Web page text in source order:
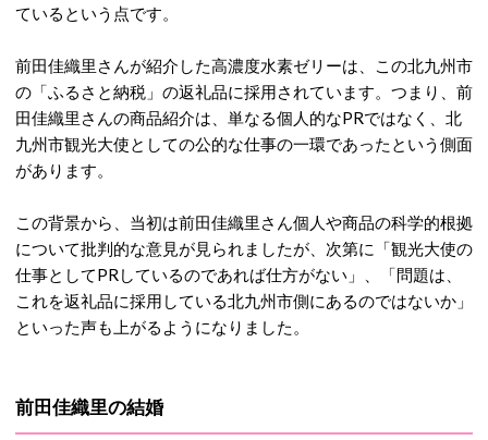
ているという点です。
前田佳織里さんが紹介した高濃度水素ゼリーは、この北九州市
の「ふるさと納税」の返礼品に採用されています。 つまり、前
田佳織里さんの商品紹介は、単なる個人的なPRではなく、北
九州市観光大使としての公的な仕事の一環であったという側面
があります。
この背景から、当初は前田佳織里さん個人や商品の科学的根拠
について批判的な意見が見られましたが、次第に「観光大使の
仕事としてPRしているのであれば仕方がない」、「問題は、
これを返礼品に採用している北九州市側にあるのではないか」
といった声も上がるようになりました。
前田佳織里の結婚